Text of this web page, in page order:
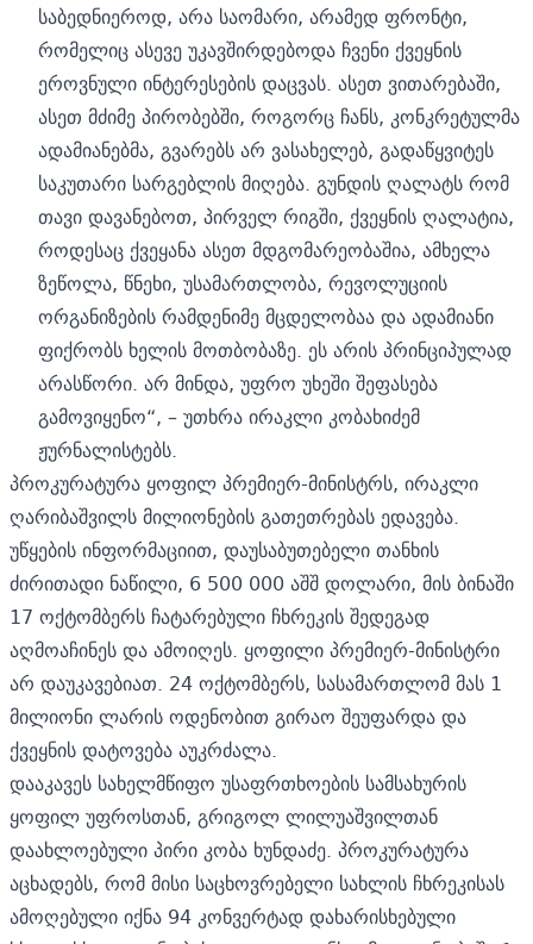
საბედნიეროდ, არა საომარი, არამედ ფრონტი,
რომელიც ასევე უკავშირდებოდა ჩვენი ქვეყნის
ეროვნული ინტერესების დაცვას. ასეთ ვითარებაში,
ასეთ მძიმე პირობებში, როგორც ჩანს, კონკრეტულმა
ადამიანებმა, გვარებს არ ვასახელებ, გადაწყვიტეს
საკუთარი სარგებლის მიღება. გუნდის ღალატს რომ
თავი დავანებოთ, პირველ რიგში, ქვეყნის ღალატია,
როდესაც ქვეყანა ასეთ მდგომარეობაშია, ამხელა
ზეწოლა, წნეხი, უსამართლობა, რევოლუციის
ორგანიზების რამდენიმე მცდელობაა და ადამიანი
ფიქრობს ხელის მოთბობაზე. ეს არის პრინციპულად
არასწორი. არ მინდა, უფრო უხეში შეფასება
გამოვიყენო“, – უთხრა ირაკლი კობახიძემ
ჟურნალისტებს.
პროკურატურა ყოფილ პრემიერ-მინისტრს, ირაკლი
ღარიბაშვილს მილიონების გათეთრებასედავება.
უწყების ინფორმაციით, დაუსაბუთებელი თანხის
ძირითადი ნაწილი, 6 500 000 აშშ დოლარი, მის ბინაში
17 ოქტომბერს ჩატარებული ჩხრეკის შედეგად
აღმოაჩინეს და ამოიღეს. ყოფილი პრემიერ-მინისტრი
არ დაუკავებიათ. 24 ოქტომბერს, სასამართლომ მას 1
მილიონი ლარის ოდენობით გირაო შეუფარდა და
ქვეყნის დატოვება აუკრძალა.
დააკავეს სახელმწიფო უსაფრთხოების სამსახურის
ყოფილ უფროსთან, გრიგოლ ლილუაშვილთან
დაახლოებული პირიკობა ხუნდაძე. პროკურატურა
აცხადებს, რომ მისი საცხოვრებელი სახლის ჩხრეკისას
ამოღებული იქნა 94 კონვერტად დახარისხებული